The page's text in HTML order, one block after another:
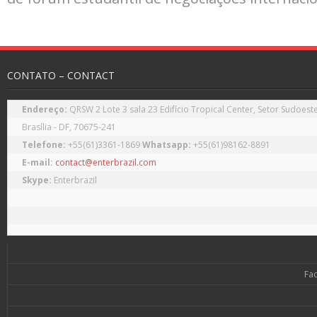
CONTATO – CONTACT
Endereço: QRSW 2 Lote 3 sala 23 Edifício Tropical Center, Setor
Telefone: +55(61)3361-1869 Whatsapp:
E-mail: contact@enterbrazil.com
Skype: